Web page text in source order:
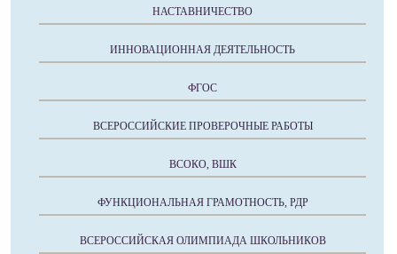
НАСТАВНИЧЕСТВО
ИННОВАЦИОННАЯ ДЕЯТЕЛЬНОСТЬ
ФГОС
ВСЕРОССИЙСКИЕ ПРОВЕРОЧНЫЕ РАБОТЫ
ВСОКО, ВШК
ФУНКЦИОНАЛЬНАЯ ГРАМОТНОСТЬ, РДР
ВСЕРОССИЙСКАЯ ОЛИМПИАДА ШКОЛЬНИКОВ